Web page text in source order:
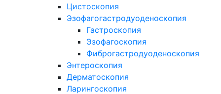
Цистоскопия
Эзофагогастродуоденоскопия
Гастроскопия
Эзофагоскопия
Фиброгастродуоденоскопия
Энтероскопия
Дерматоскопия
Ларингоскопия